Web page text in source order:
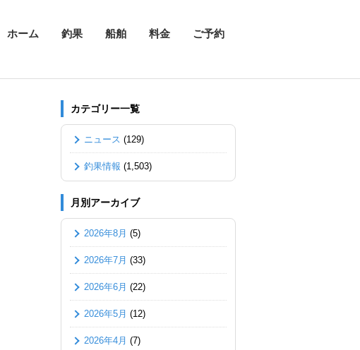
ホーム 釣果 船舶 料金 ご予約
カテゴリー一覧
ニュース (129)
釣果情報 (1,503)
月別アーカイブ
2026年8月 (5)
2026年7月 (33)
2026年6月 (22)
2026年5月 (12)
2026年4月 (7)